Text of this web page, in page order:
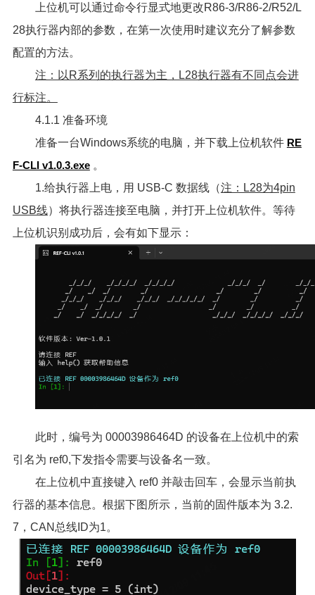
上位机可以通过命令行显式地更改R86-3/R86-2/R52/L
28执行器内部的参数，在第一次使用时建议充分了解参数
配置的方法。
注：以R系列的执行器为主，L28执行器有不同点会进
行标注。
4.1.1 准备环境
准备一台Windows系统的电脑，并下载上位机软件 RE
F-CLI v1.0.3.exe。
1.给执行器上电，用 USB-C 数据线（注：L28为4pin
USB线）将执行器连接至电脑，并打开上位机软件。等待
上位机识别成功后，会有如下显示：
此时，编号为 00003986464D 的设备在上位机中的索
引名为 ref0,下发指令需要与设备名一致。
在上位机中直接键入 ref0 并敲击回车，会显示当前执
行器的基本信息。根据下图所示，当前的固件版本为 3.2.
7，CAN总线ID为1。